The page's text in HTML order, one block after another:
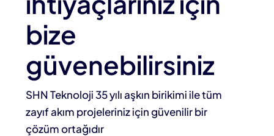
bize
güvenebilirsiniz
SHN Teknoloji 35 yılı aşkın birikimi ile tüm
zayıf akım projeleriniz için güvenilir bir
çözüm ortağıdır